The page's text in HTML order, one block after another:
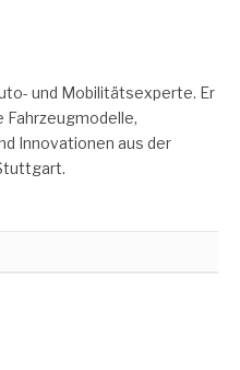
und Mobilitätsexperte. Er
Fahrzeugmodelle,
Innovationen aus der